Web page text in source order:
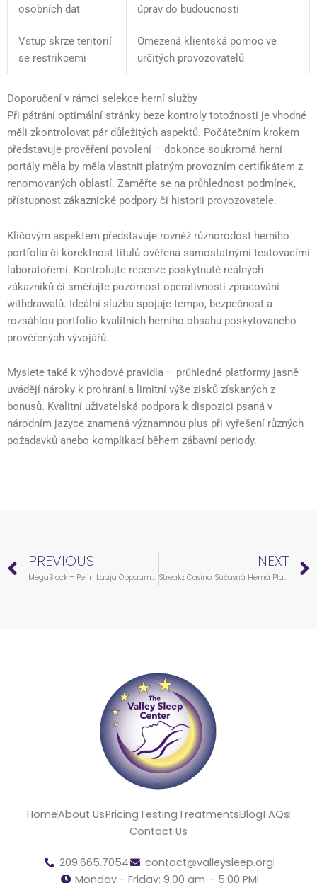
osobních dat
úprav do budoucnosti
Vstup skrze teritorií
se restrikcemi
Omezená klientská pomoc ve
určitých provozovatelů
Doporučení v rámci selekce herní služby
Při pátrání optimální stránky beze kontroly totožnosti je vhodné
měli zkontrolovat pár důležitých aspektů. Počátečním krokem
představuje prověření povolení – dokonce soukromá herní
portály měla by měla vlastnit platným provozním certifikátem z
renomovaných oblastí. Zaměřte se na průhlednost podmínek,
přístupnost zákaznické podpory či historii provozovatele.
Klíčovým aspektem představuje rovněž různorodost herního
portfolia či korektnost titulů ověřená samostatnými testovacími
laboratořemi. Kontrolujte recenze poskytnuté reálných
zákazníků či směřujte pozornost operativnosti zpracování
withdrawalů. Ideální služba spojuje tempo, bezpečnost a
rozsáhlou portfolio kvalitních herního obsahu poskytovaného
prověřených vývojářů.
Myslete také k výhodové pravidla – průhledné platformy jasně
uvádějí nároky k prohraní a limitní výše zisků získaných z
bonusů. Kvalitní uživatelská podpora k dispozici psaná v
národním jazyce znamená významnou plus při vyřešení různých
požadavků anebo komplikací během zábavní periody.
Prev
PREVIOUS
MegaBlock – Pelin Laaja Oppaamme ja Menetelmät
NEXT
Streakz Casino: Súčasná Herná Platforma Pre Náročných Hráčov
HomeAbout UsPricingTestingTreatmentsBlogFAQs
Contact Us
209.665.7054
contact@valleysleep.org
Monday - Friday: 9:00 am – 5:00 PM